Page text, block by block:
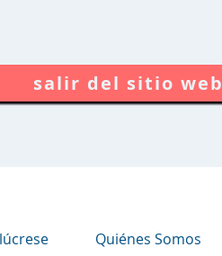
salir del sitio web
Quiénes Somos